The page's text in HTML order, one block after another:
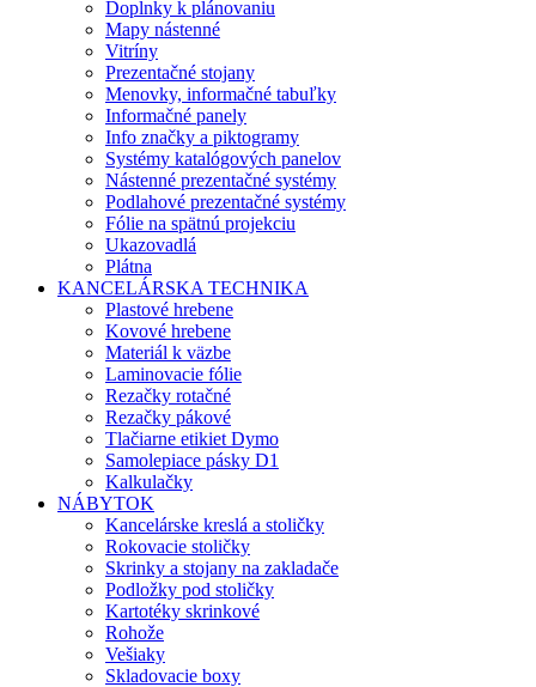
Doplnky k plánovaniu
Mapy nástenné
Vitríny
Prezentačné stojany
Menovky, informačné tabuľky
Informačné panely
Info značky a piktogramy
Systémy katalógových panelov
Nástenné prezentačné systémy
Podlahové prezentačné systémy
Fólie na spätnú projekciu
Ukazovadlá
Plátna
KANCELÁRSKA TECHNIKA
Plastové hrebene
Kovové hrebene
Materiál k väzbe
Laminovacie fólie
Rezačky rotačné
Rezačky pákové
Tlačiarne etikiet Dymo
Samolepiace pásky D1
Kalkulačky
NÁBYTOK
Kancelárske kreslá a stoličky
Rokovacie stoličky
Skrinky a stojany na zakladače
Podložky pod stoličky
Kartotéky skrinkové
Rohože
Vešiaky
Skladovacie boxy